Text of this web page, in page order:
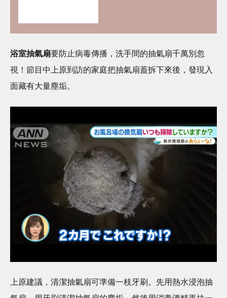
浴室抽氣扇要防止病毒傳播，洗手間的抽氣扇千萬別忽
視！節目中上原到訪的家庭把抽氣扇蓋拆下來後，發現入
面藏有大量塵垢。
上原建議，清潔抽氣扇可準備一枝牙刷。先用熱水浸泡抽